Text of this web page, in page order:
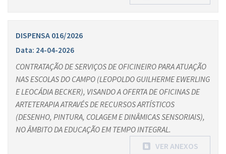
DISPENSA 016/2026
Data: 24-04-2026
CONTRATAÇÃO DE SERVIÇOS DE OFICINEIRO PARA ATUAÇÃO
NAS ESCOLAS DO CAMPO (LEOPOLDO GUILHERME EWERLING
E LEOCÁDIA BECKER), VISANDO A OFERTA DE OFICINAS DE
ARTETERAPIA ATRAVÉS DE RECURSOS ARTÍSTICOS
(DESENHO, PINTURA, COLAGEM E DINÂMICAS SENSORIAIS),
NO ÂMBITO DA EDUCAÇÃO EM TEMPO INTEGRAL.
VER ANEXOS